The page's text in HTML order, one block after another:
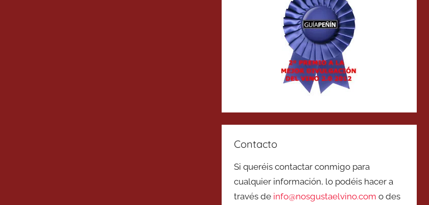
Contacto
Si queréis contactar conmigo para
cualquier información, lo podéis hacer a
través de info@nosgustaelvino.com o des